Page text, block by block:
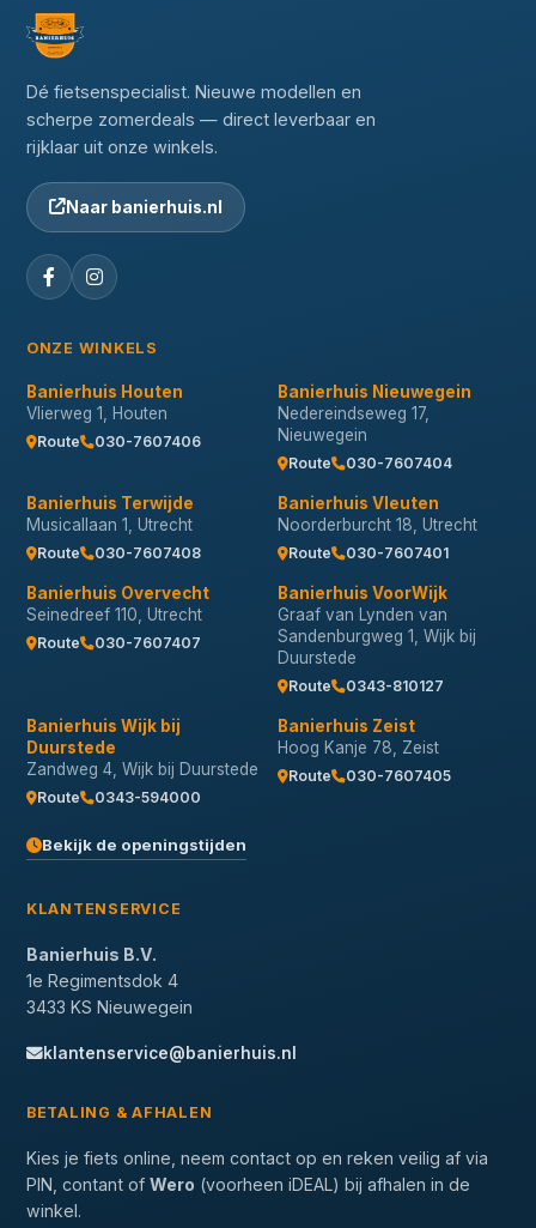
Dé fietsenspecialist. Nieuwe modellen en
scherpe zomerdeals — direct leverbaar en
rijklaar uit onze winkels.
Naar banierhuis.nl
ONZE WINKELS
Banierhuis Houten
Vlierweg 1, Houten
Route 030-7607406
Banierhuis Nieuwegein
Nedereindseweg 17,
Nieuwegein
Route 030-7607404
Banierhuis Terwijde
Musicallaan 1, Utrecht
Route 030-7607408
Banierhuis Vleuten
Noorderburcht 18, Utrecht
Route 030-7607401
Banierhuis Overvecht
Seinedreef 110, Utrecht
Route 030-7607407
Banierhuis VoorWijk
Graaf van Lynden van
Sandenburgweg 1, Wijk bij
Duurstede
Route 0343-810127
Banierhuis Wijk bij
Duurstede
Zandweg 4, Wijk bij Duurstede
Route 0343-594000
Banierhuis Zeist
Hoog Kanje 78, Zeist
Route 030-7607405
Bekijk de openingstijden
KLANTENSERVICE
Banierhuis B.V.
1e Regimentsdok 4
3433 KS Nieuwegein
klantenservice@banierhuis.nl
BETALING & AFHALEN
Kies je fiets online, neem contact op en reken veilig af via
PIN, contant of Wero (voorheen iDEAL) bij afhalen in de
winkel.